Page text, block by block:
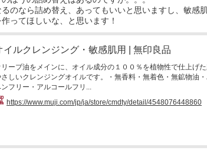
のなら詰め替え、あってもいいと思いますし、敏感
ってほしいな、と思います！
イルクレンジング・敏感肌用 | 無印良品
リーブ油をメインに、オイル成分の１００％を植物性で仕上げ
しいクレンジングオイルです。・無香料・無着色・無鉱物油・
フリー・アルコールフリ...
https://www.muji.com/jp/ja/store/cmdty/detail/4548076448860